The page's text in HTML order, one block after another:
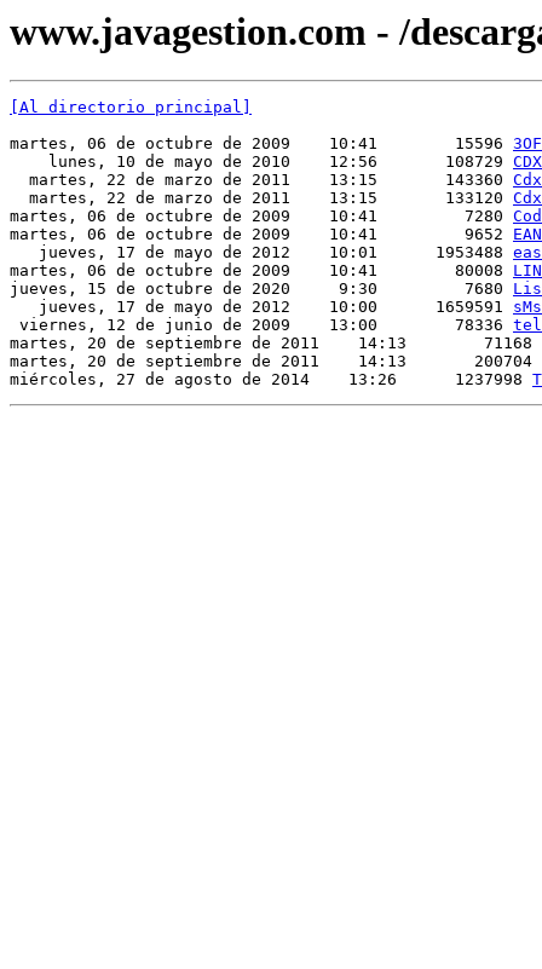
www.javagestion.com - /
[Al directorio principal]
martes, 06 de octubre de 2009    10:41        15596
    lunes, 10 de mayo de 2010    12:56       108729
  martes, 22 de marzo de 2011    13:15       143360
  martes, 22 de marzo de 2011    13:15       133120
martes, 06 de octubre de 2009    10:41         7280
martes, 06 de octubre de 2009    10:41         9652
   jueves, 17 de mayo de 2012    10:01      1953488
martes, 06 de octubre de 2009    10:41        80008
jueves, 15 de octubre de 2020     9:30         7680
   jueves, 17 de mayo de 2012    10:00      1659591
viernes, 12 de junio de 2009    13:00        78336
martes, 20 de septiembre de 2011    14:13        71168
martes, 20 de septiembre de 2011    14:13       200704
miércoles, 27 de agosto de 2014    13:26      1237998